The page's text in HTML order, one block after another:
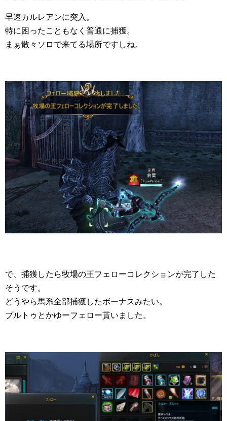
早速カルレアンに突入。
特に困ったこともなく普通に捕獲。
まぁ散々ソロで来てる場所ですしね。
で、捕獲したら牧場の王フェローコレクションが完了した
そうです。
どうやら馬系全部捕獲したボーナスみたい。
プルトゥとかゆーフェロー貰いました。